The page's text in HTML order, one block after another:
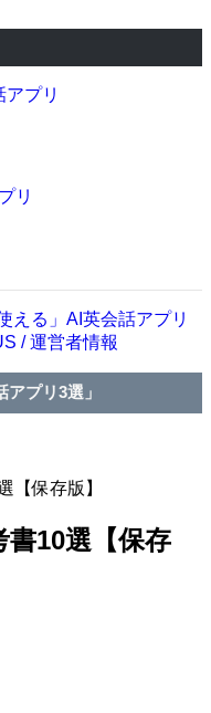
アプリ
リ
える」AI英会話アプリ
/ 運営者情報
プリ3選」
【保存版】
書10選【保存